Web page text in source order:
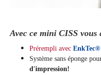
Avec ce mini CISS vous
Prérempli avec EnkTec®
Système sans éponge
d'impression!